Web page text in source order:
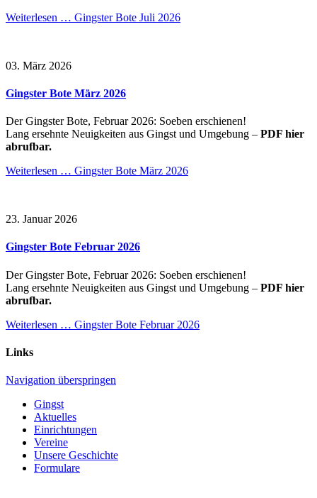
Weiterlesen … Gingster Bote Juli 2026
03. März 2026
Gingster Bote März 2026
Der Gingster Bote, Februar 2026: Soeben erschienen!
Lang ersehnte Neuigkeiten aus Gingst und Umgebung – PDF hier
abrufbar.
Weiterlesen … Gingster Bote März 2026
23. Januar 2026
Gingster Bote Februar 2026
Der Gingster Bote, Februar 2026: Soeben erschienen!
Lang ersehnte Neuigkeiten aus Gingst und Umgebung – PDF hier
abrufbar.
Weiterlesen … Gingster Bote Februar 2026
Links
Navigation überspringen
Gingst
Aktuelles
Einrichtungen
Vereine
Unsere Geschichte
Formulare